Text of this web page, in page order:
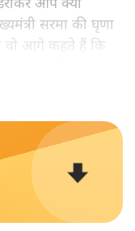
आप क्या
सरमा की घृणा
वो आगे कहते हैं कि